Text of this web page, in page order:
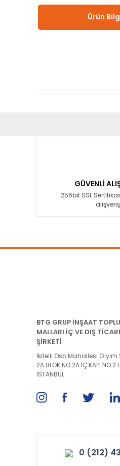
Ürün
Ürün bilgilerinde
Ürün fiyatı diğer
GÜVENLİ
256bit SSL
alışveriş
BTG GRUP İNŞAAT
MALLARI İÇ VE DIŞ
ŞİRKETİ
İkitelli Osb Mahallesi Giyim
2A BLOK NO:2A İÇ KAPI
İSTANBUL
0 (212)